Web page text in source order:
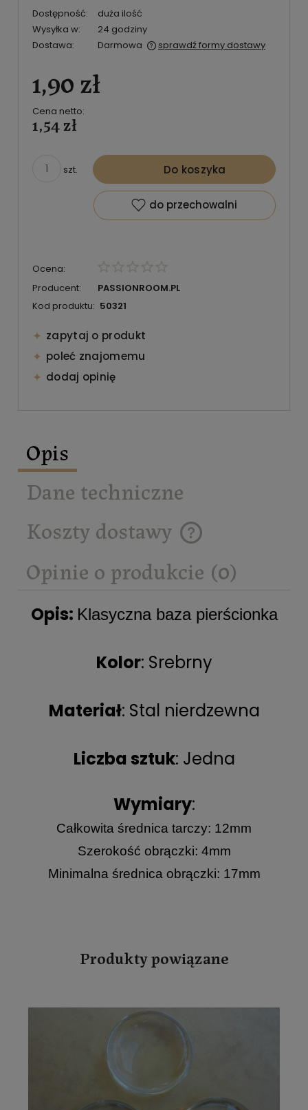
Dostępność:
duża ilość
Wysyłka w:
24 godziny
Dostawa:
Darmowa
sprawdź formy dostawy
1,90 zł
Cena netto:
1,54 zł
szt. Do koszyka
do przechowalni
Ocena:
Producent:
PASSIONROOM.PL
Kod produktu: 50321
zapytaj o produkt
poleć znajomemu
dodaj opinię
Opis
Dane techniczne
Koszty dostawy
Cena nie zawiera ewentualnych
Opinie o produkcie (0)
Opis: Klasyczna baza pierścionka
Kolor: Srebrny
Materiał: Stal nierdzewna
Liczba sztuk: Jedna
Wymiary:
Całkowita średnica tarczy: 12mm
Szerokość obrączki: 4mm
Minimalna średnica obrączki: 17mm
Produkty powiązane